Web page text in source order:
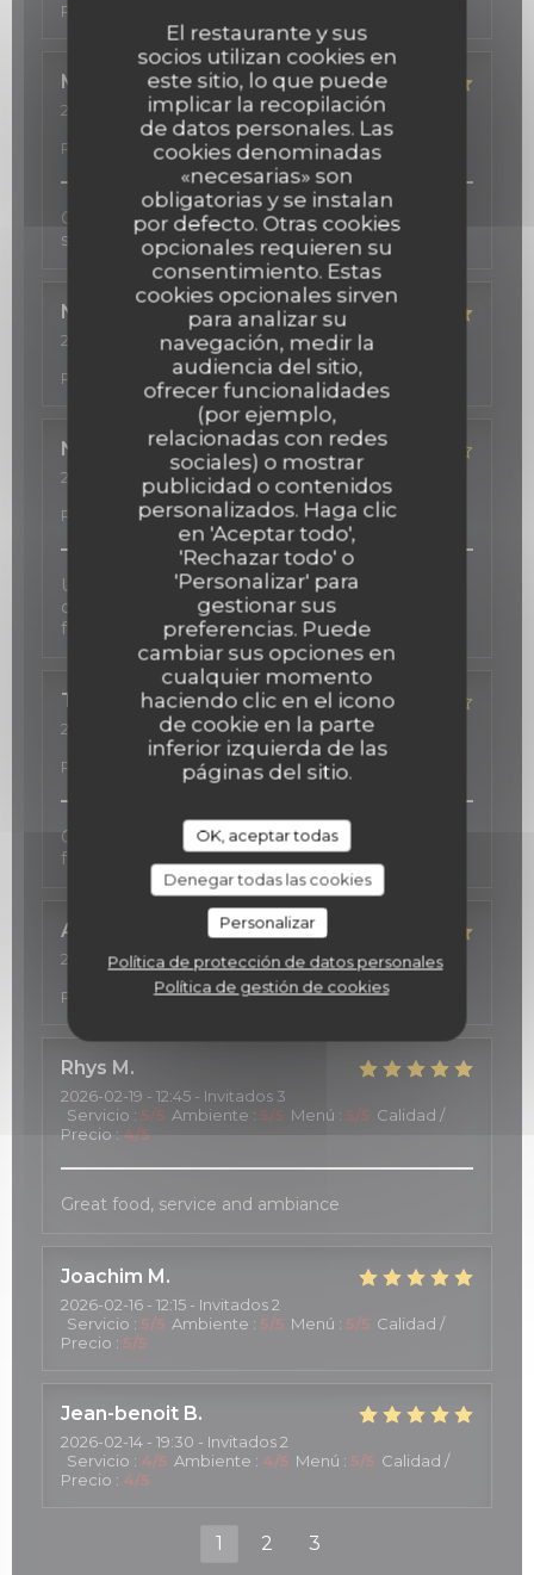
El restaurante y sus
socios utilizan cookies en
este sitio, lo que puede
implicar la recopilación
de datos personales. Las
cookies denominadas
«necesarias» son
obligatorias y se instalan
por defecto. Otras cookies
opcionales requieren su
consentimiento. Estas
cookies opcionales sirven
para analizar su
navegación, medir la
audiencia del sitio,
ofrecer funcionalidades
(por ejemplo,
relacionadas con redes
sociales) o mostrar
publicidad o contenidos
personalizados. Haga clic
en 'Aceptar todo',
'Rechazar todo' o
'Personalizar' para
gestionar sus
preferencias. Puede
cambiar sus opciones en
cualquier momento
haciendo clic en el icono
de cookie en la parte
inferior izquierda de las
páginas del sitio.
OK, aceptar todas
Denegar todas las cookies
Personalizar
Política de protección de datos personales
Política de gestión de cookies
Precio
Michelle S
2026-03-12
- 19:00 - Invitados 2
5/5 Ambiente:5/5 Menú:5
Calidad /
Precio
Cadre très agréable, beau décor, cuisine fine,
service professionnel et sympathique!
Nadeen
2026-02-24
- 19:30 - Invitados 4
Ambiente: 5/5 Menú: 5
Precio
Nathalie S
2026-02-06
- 21:00 - Invitados 2
2/5 Ambiente 5 /5 Menú: 4/5 Calidad /
Precio
/5
Une carte des vins d'exception, une cuisine
délicate inspirée au gré des saisons, et une salle
fort agréable.
TOSHIE K
2026-02-23
- 19:00 - Invitados 2
5/5 Ambiente: 5/5 Menú: 4 /5 Calidad /
Precio
Good services, cozy atmosphere, and excellent
food.
Alwin
2026-02-21- 21:15 - Invitados 2
/5 Ambiente /5 Menú /5
Precio
Rhys M
2026-02-19 - 12:45 - Invitados 3
Servicio : 5/5 Ambiente : 5/5 Menú : 5/5 Calidad /
Precio : 4/5
Great food, service and ambiance
Joachim M
2026-02-16 - 12:15 - Invitados 2
Servicio : 5/5 Ambiente : 5/5 Menú : 5/5 Calidad /
Precio : 5/5
Jean-benoit B
2026-02-14 - 19:30 - Invitados 2
Servicio : 4/5 Ambiente : 4/5 Menú : 5/5 Calidad /
Precio : 4/5
1 2 3